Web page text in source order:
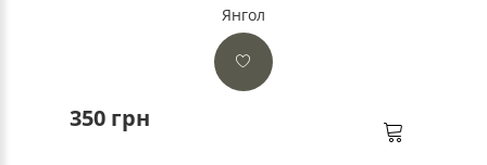
Янгол
350 грн